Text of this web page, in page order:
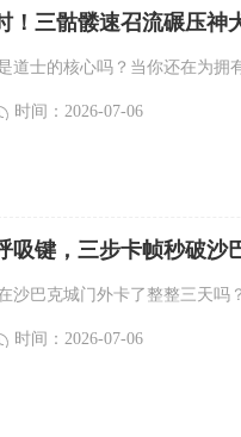
！三骷髅速召流碾压神
道士的核心吗？当你还在为拥
时间：2026-07-06
吸键，三步卡帧秒破沙
沙巴克城门外卡了整整三天吗
时间：2026-07-06